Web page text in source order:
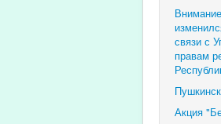
связи с
правам
Акция